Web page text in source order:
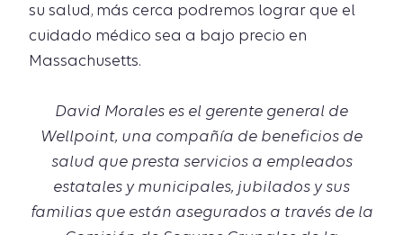
su salud, más cerca podremos lograr que el
cuidado médico sea a bajo precio en
Massachusetts.
David Morales es el gerente general de
Wellpoint, una compañía de beneficios de
salud que presta servicios a empleados
estatales y municipales, jubilados y sus
familias que están asegurados a través de la